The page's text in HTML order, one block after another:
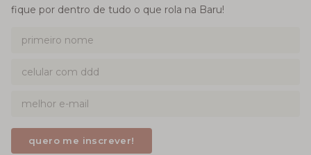
fique por dentro de tudo o que rola na Baru!